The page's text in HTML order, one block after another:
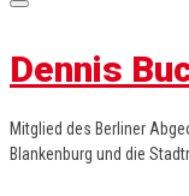
Dennis
Mitglied des Berliner
Blankenburg und die